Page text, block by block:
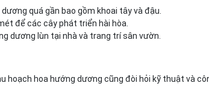
quá gần bao gồm khoai tây và đậu.
để các cây phát triển hài hòa.
dương lùn tại nhà và trang trí sân vườn.
hoạch hoa hướng dương cũng đòi hỏi kỹ thuật và